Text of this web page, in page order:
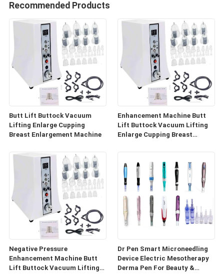
Recommended Products
Butt Lift Buttock Vacuum
Lifting Enlarge Cupping
Breast Enlargement Machine
Enhancement Machine Butt
Lift Buttock Vacuum Lifting
Enlarge Cupping Breast
Negative Pressure
Enhancement Machine Butt
Lift Buttock Vacuum Lifting
Dr Pen Smart Microneedling
Device Electric Mesotherapy
Derma Pen For Beauty &